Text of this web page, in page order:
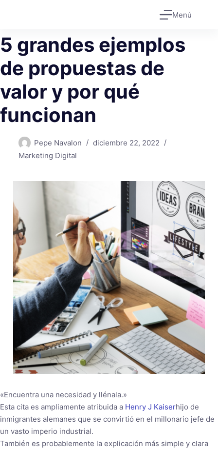
Menú
5 grandes ejemplos
de propuestas de
valor y por qué
funcionan
Pepe Navalon
diciembre 22, 2022
Marketing Digital
«Encuentra una necesidad y llénala.»
Esta cita es ampliamente atribuida a Henry J Kaiserhijo de
inmigrantes alemanes que se convirtió en el millonario jefe de
un vasto imperio industrial.
También es probablemente la explicación más simple y clara